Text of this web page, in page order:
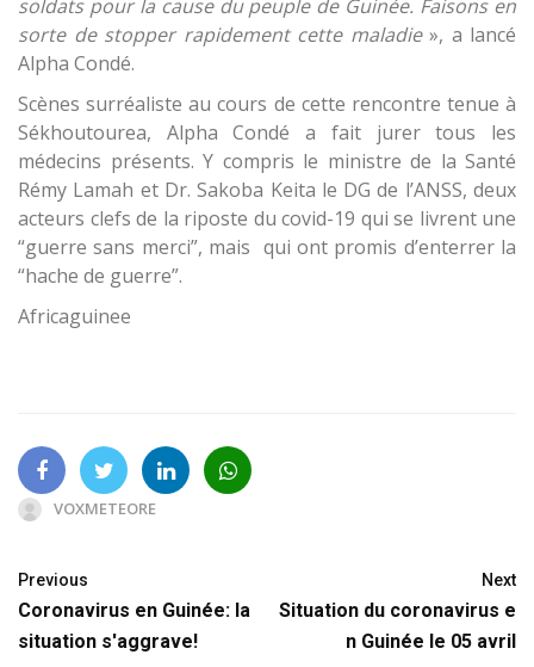
soldats pour la cause du peuple de Guinée. Faisons en
sorte de stopper rapidement cette maladie», a lancé
Alpha Condé.
Scènes surréaliste au cours de cette rencontre tenue à
Sékhoutourea, Alpha Condé a fait jurer tous les
médecins présents. Y compris le ministre de la Santé
Rémy Lamah et Dr. Sakoba Keita le DG de l’ANSS, deux
acteurs clefs de la riposte du covid-19 qui se livrent une
“guerre sans merci”, mais qui ont promis d’enterrer la
“hache de guerre”.
Africaguinee
VOXMETEORE
Previous
Coronavirus en Guinée: la
situation s'aggrave!
Next
Situation du coronavirus e
n Guinée le 05 avril